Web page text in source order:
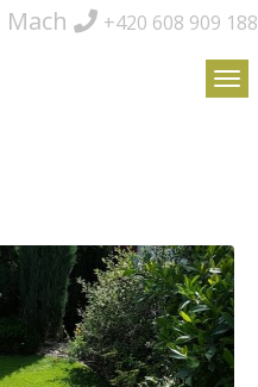
+420 608 909 188